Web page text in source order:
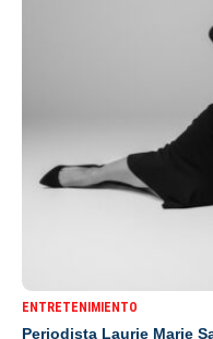
ENTRETENIMIENTO
Periodista Laurie Marie